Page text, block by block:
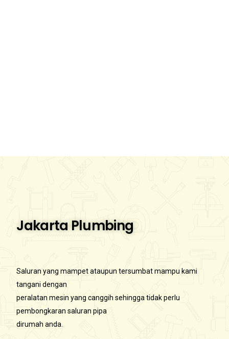
Jakarta Plumbing
Saluran yang mampet ataupun tersumbat mampu kami
tangani dengan
peralatan mesin yang canggih sehingga tidak perlu
pembongkaran saluran pipa
dirumah anda.